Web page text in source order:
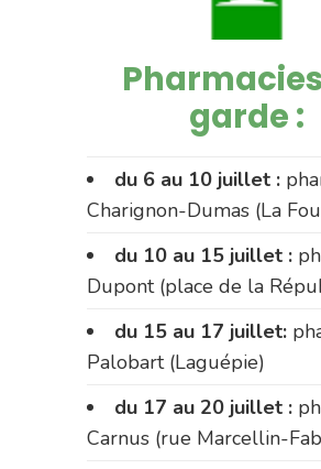
garde :
du 6 au 10 juillet :
Charignon-Dumas (La
du 10 au 15 juillet :
Dupont (place de la
du 15 au 17 juillet:
Palobart (Laguépie)
du 17 au 20 juillet :
Carnus (rue Marcellin-